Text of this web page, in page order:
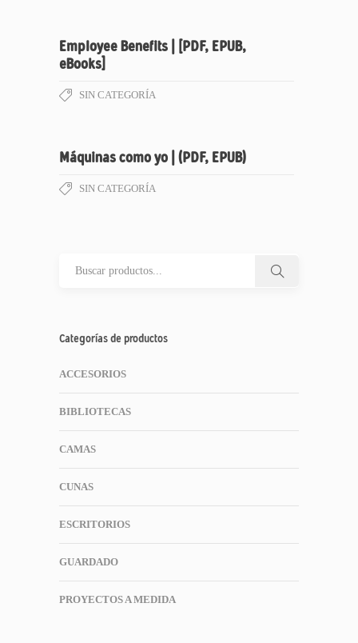
Employee Benefits | [PDF, EPUB,
eBooks]
SIN CATEGORÍA
Máquinas como yo | (PDF, EPUB)
SIN CATEGORÍA
Categorías de productos
ACCESORIOS
BIBLIOTECAS
CAMAS
CUNAS
ESCRITORIOS
GUARDADO
PROYECTOS A MEDIDA